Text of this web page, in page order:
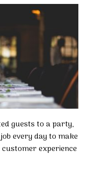
guests to a party,
every day to make
experience